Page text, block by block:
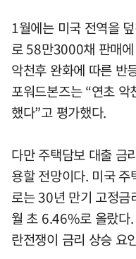
1월에는 미국 전역을
로 58만3000채 판매
악천후 완화에 따른 반
포워드본즈는 “연초
했다”고 평가했다.
다만 주택담보 대출 금
용할 전망이다. 미국
로는 30년 만기 고정
월 초 6.46%로 올랐다
란전쟁이 금리 상승 요